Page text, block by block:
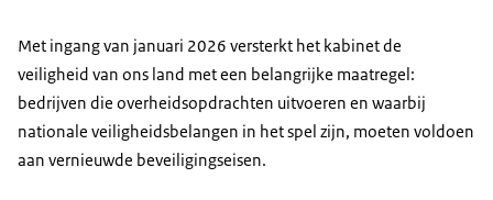
Met ingang van januari 2026 versterkt het kabinet de
veiligheid van ons land met een belangrijke maatregel:
bedrijven die overheidsopdrachten uitvoeren en waarbij
nationale veiligheidsbelangen in het spel zijn, moeten voldoen
aan vernieuwde beveiligingseisen.